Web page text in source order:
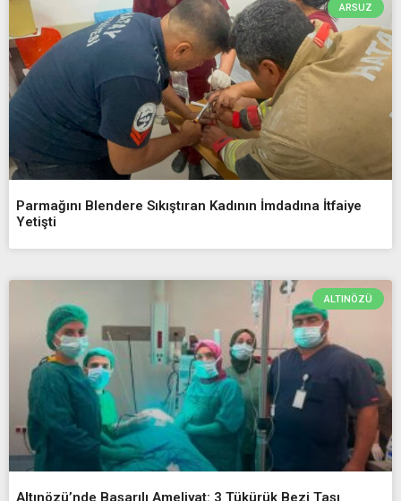
ARSUZ
Parmağını Blendere Sıkıştıran Kadının İmdadına İtfaiye
Yetişti
ALTINÖZÜ
Altınözü’nde Başarılı Ameliyat: 3 Tükürük Bezi Taşı